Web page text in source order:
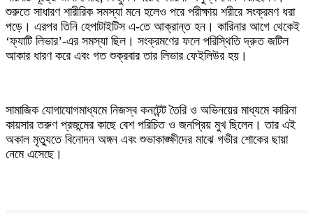
শুরুতে সাধারণ শারীরিক সমস্যা মনে হলেও পরে পরীক্ষায় শরীরে সংক্রমণ ধরা
পড়ে। এরপর তিনি হেপাটাইটিস এ-তে আক্রান্ত হন। কারিনার আগে থেকেই
‘ফ্যাটি লিভার’-এর সমস্যা ছিল। সংক্রমণের ফলে পরিস্থিতি দ্রুত জটিল
আকার ধারণ করে এবং গত শুক্রবার তার লিভার ফেইলিউর হয়।
সামাজিক যোগাযোগমাধ্যমে নিজস্ব কনটেন্ট তৈরি ও অভিনয়ের মাধ্যমে কারিনা
কায়সার তরুণ প্রজন্মের কাছে বেশ পরিচিত ও জনপ্রিয় মুখ ছিলেন। তার এই
অকাল মৃত্যুতে বিনোদন অঙ্গন এবং শুভাকাঙ্ক্ষীদের মাঝে গভীর শোকের ছায়া
নেমে এসেছে।